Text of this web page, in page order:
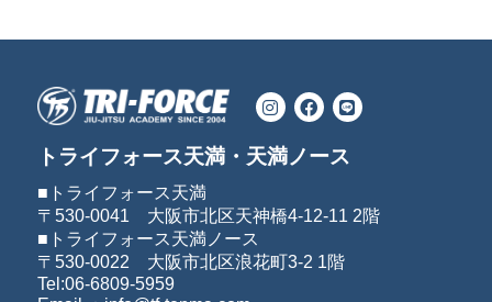
トライフォース天満・天満ノース
■トライフォース天満
〒530-0041 大阪市北区天神橋4-12-11 2階
■トライフォース天満ノース
〒530-0022 大阪市北区浪花町3-2 1階
Tel:06-6809-5959